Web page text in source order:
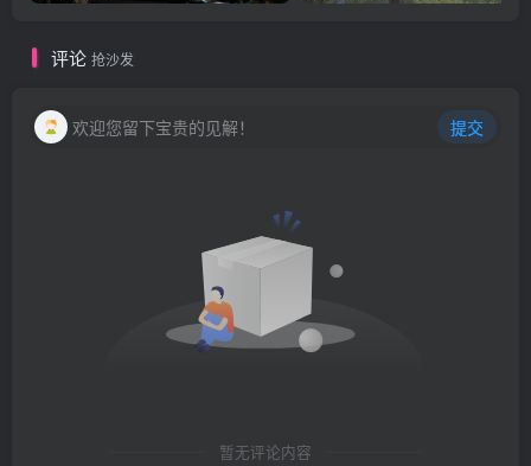
评论 抢沙发
欢迎您留下宝贵的见解！ 提交
暂无评论内容